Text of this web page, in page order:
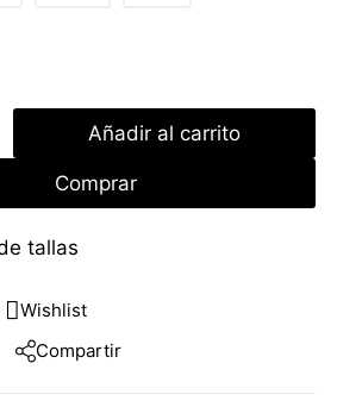
Añadir al carrito
Comprar
tallas
Wishlist
Compartir